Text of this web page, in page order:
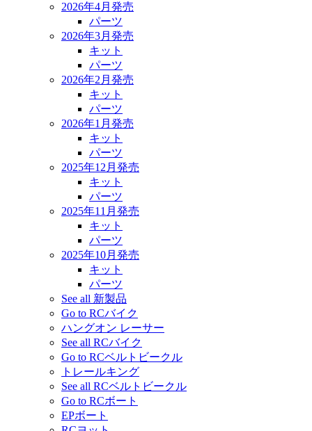
2026年4月発売
パーツ
2026年3月発売
キット
パーツ
2026年2月発売
キット
パーツ
2026年1月発売
キット
パーツ
2025年12月発売
キット
パーツ
2025年11月発売
キット
パーツ
2025年10月発売
キット
パーツ
See all 新製品
Go to RCバイク
ハングオン レーサー
See all RCバイク
Go to RCベルトビークル
トレールキング
See all RCベルトビークル
Go to RCボート
EPボート